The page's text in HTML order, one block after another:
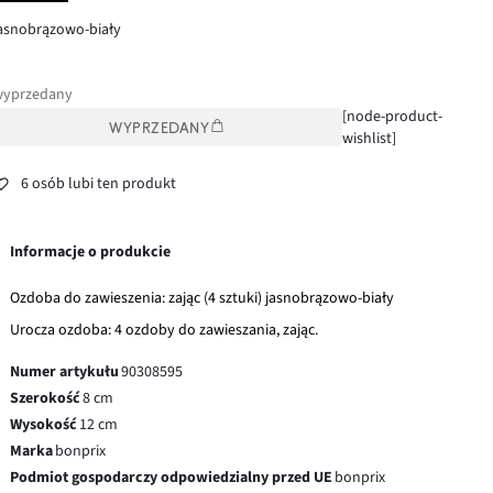
biały
WYPRZEDANY
[node-product-
wishlist]
6 osób lubi ten produkt
Informacje o produkcie
Ozdoba do zawieszenia: zając (4 sztuki) jasnobrązowo-biały
Urocza ozdoba: 4 ozdoby do zawieszania, zając.
Numer artykułu90308595
Szerokość8 cm
Wysokość12 cm
Markabonprix
Podmiot gospodarczy odpowiedzialny przed UE bonprix